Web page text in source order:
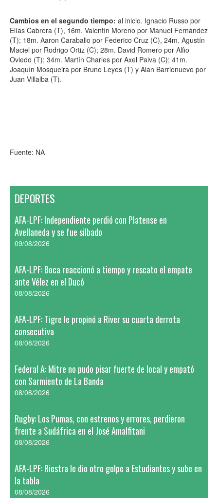
Cambios en el segundo tiempo: al inicio. Ignacio Russo por
Elías Cabrera (T), 16m. Valentín Moreno por Manuel Fernández
(T); 18m. Aaron Caraballo por Federico Cruz (C), 24m. Agustín
Maciel por Rodrigo Ortiz (C); 28m. David Romero por Alfio
Oviedo (T); 34m. Martín Charles por Axel Paiva (C); 41m.
Joaquín Mosqueira por Bruno Leyes (T) y Alan Barrionuevo por
Juan Villalba (T).
Fuente: NA
DEPORTES
AFA-LPF: Independiente perdió con Platense en
Avellaneda y se fue silbado
09/08/2026
AFA-LPF: Boca reaccionó a tiempo y rescato el empate
ante Vélez en el Ducó
08/08/2026
AFA-LPF: Tigre le propinó a River su cuarta derrota
consecutiva
08/08/2026
Federal A: Mitre no pudo pisar fuerte de local y empató
con Sarmiento de La Banda
08/08/2026
Rugby: Los Pumas, con estrenos y errores, perdieron
frente a Sudáfrica en el José Amalfitani
08/08/2026
AFA-LPF: Riestra le dio otro golpe a Estudiantes y sube en
la tabla
08/08/2026